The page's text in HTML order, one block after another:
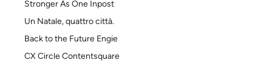
Stronger As One Inpost
Un Natale, quattro città.
Back to the Future Engie
CX Circle Contentsquare